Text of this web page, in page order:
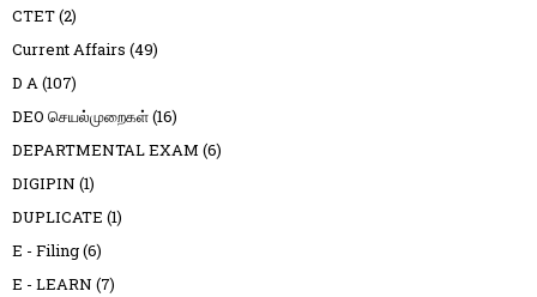
CTET(2)
Current Affairs (49)
D A(107)
DEO செயல்முறைகள்(16)
DEPARTMENTAL EXAM (6)
DIGIPIN (1)
DUPLICATE (1)
E - Filing(6)
E - LEARN (7)